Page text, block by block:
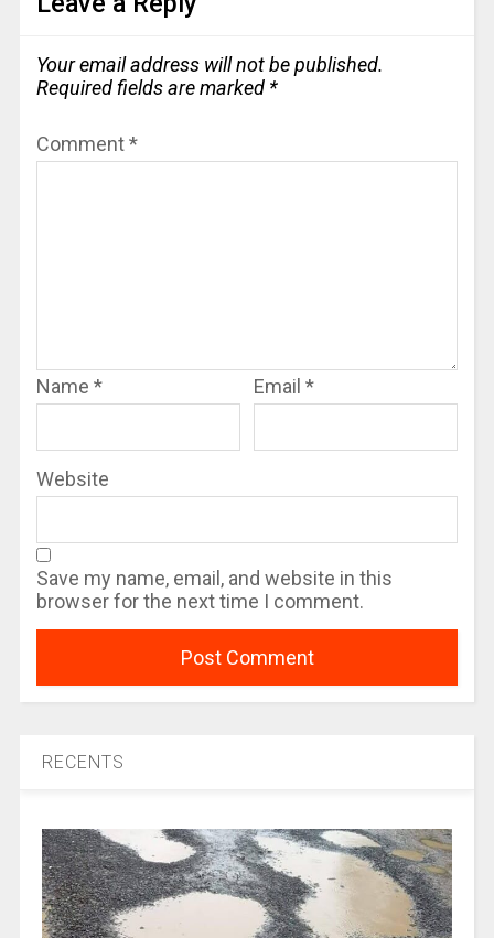
Your email address will not be published.
Required fields are marked *
Comment*
Name * Email *
Website
Save my name, email, and website in this
browser for the next time I comment.
RECENTS